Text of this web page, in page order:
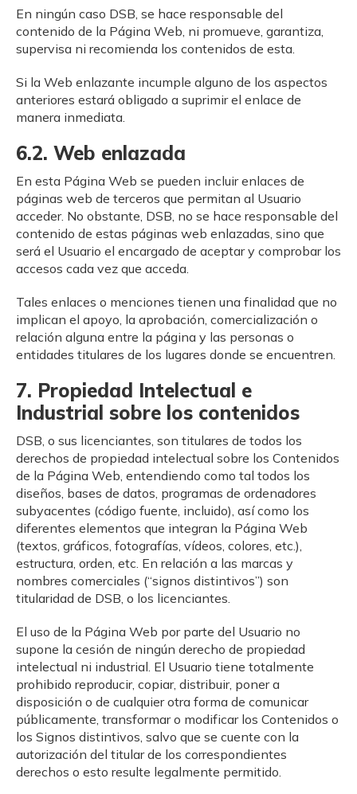
En ningún caso DSB, se hace responsable del
contenido de la Página Web, ni promueve, garantiza,
supervisa ni recomienda los contenidos de esta.
Si la Web enlazante incumple alguno de los aspectos
anteriores estará obligado a suprimir el enlace de
manera inmediata.
6.2. Web enlazada
En esta Página Web se pueden incluir enlaces de
páginas web de terceros que permitan al Usuario
acceder. No obstante, DSB, no se hace responsable del
contenido de estas páginas web enlazadas, sino que
será el Usuario el encargado de aceptar y comprobar los
accesos cada vez que acceda.
Tales enlaces o menciones tienen una finalidad que no
implican el apoyo, la aprobación, comercialización o
relación alguna entre la página y las personas o
entidades titulares de los lugares donde se encuentren.
7. Propiedad Intelectual e
Industrial sobre los contenidos
DSB, o sus licenciantes, son titulares de todos los
derechos de propiedad intelectual sobre los Contenidos
de la Página Web, entendiendo como tal todos los
diseños, bases de datos, programas de ordenadores
subyacentes (código fuente, incluido), así como los
diferentes elementos que integran la Página Web
(textos, gráficos, fotografías, vídeos, colores, etc.),
estructura, orden, etc. En relación a las marcas y
nombres comerciales (“signos distintivos”) son
titularidad de DSB, o los licenciantes.
El uso de la Página Web por parte del Usuario no
supone la cesión de ningún derecho de propiedad
intelectual ni industrial. El Usuario tiene totalmente
prohibido reproducir, copiar, distribuir, poner a
disposición o de cualquier otra forma de comunicar
públicamente, transformar o modificar los Contenidos o
los Signos distintivos, salvo que se cuente con la
autorización del titular de los correspondientes
derechos o esto resulte legalmente permitido.